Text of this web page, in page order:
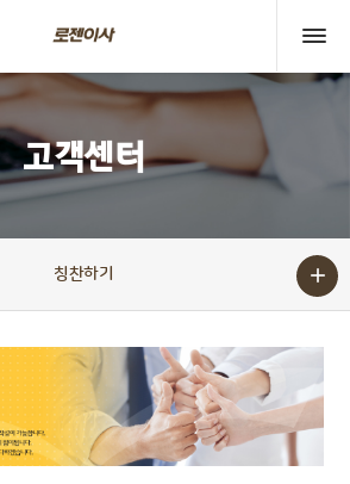
고객센터
칭찬하기 